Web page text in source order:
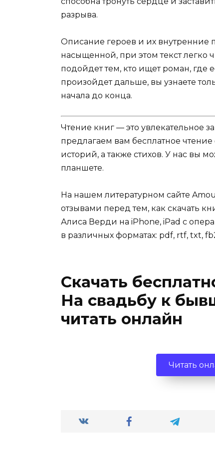
разрыва.
Описание героев и их
насыщенной, при этом текст легко
подойдет тем, кто ищет роман, где
произойдет дальше, вы узнаете
начала до конца.
Чтение книг — это увлекательное
предлагаем вам бесплатное
историй, а также стихов. У нас вы
планшете.
На нашем литературном сайте
отзывами перед тем, как скачать
Алиса Верди на iPhone, iPad с
в различных форматах: pdf, rtf, txt,
Скачать
На свадьбу к
читать онлайн
Читать